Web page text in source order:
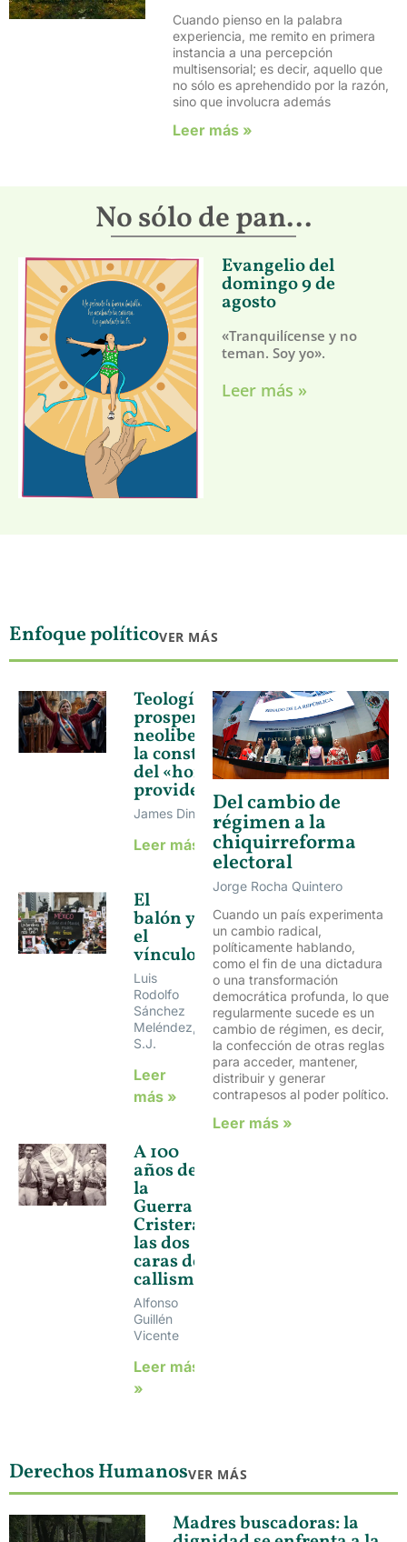
Cuando pienso en la palabra
experiencia, me remito en primera
instancia a una percepción
multisensorial; es decir, aquello que
no sólo es aprehendido por la razón,
sino que involucra además
Leer más »
No sólo de pan...
Evangelio del
domingo 9 de
agosto
«Tranquilícense y no
teman. Soy yo».
Leer más »
Enfoque políticoVER MÁS
Teología de la
prosperidad y
neoliberalismo:
la construcción
del «hombre
providencial»
James Dinarte Arias
Leer más »
El
balón y
el
vínculo
Luis
Rodolfo
Sánchez
Meléndez,
S.J.
Leer
más »
A 100
años de
la
Guerra
Cristera,
las dos
caras del
callismo
Alfonso
Guillén
Vicente
Leer más
»
Del cambio de
régimen a la
chiquirreforma
electoral
Jorge Rocha Quintero
Cuando un país experimenta
un cambio radical,
políticamente hablando,
como el fin de una dictadura
o una transformación
democrática profunda, lo que
regularmente sucede es un
cambio de régimen, es decir,
la confección de otras reglas
para acceder, mantener,
distribuir y generar
contrapesos al poder político.
Leer más »
Derechos HumanosVER MÁS
Madres buscadoras: la